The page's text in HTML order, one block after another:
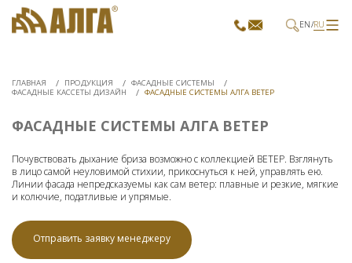
EN RU
ГЛАВНАЯ ПРОДУКЦИЯ
ФАСАДНЫЕ СИСТЕМЫ
ФАСАДНЫЕ КАССЕТЫ ДИЗАЙН
ФАСАДНЫЕ СИСТЕМЫ АЛГА ВЕТЕР
ФАСАДНЫЕ СИСТЕМЫ АЛГА ВЕТЕР
Почувствовать дыхание бриза возможно с коллекцией ВЕТЕР. Взглянуть
в лицо самой неуловимой стихии, прикоснуться к ней, управлять ею.
Линии фасада непредсказуемы как сам ветер: плавные и резкие, мягкие
и колючие, податливые и упрямые.
Отправить заявку менеджеру